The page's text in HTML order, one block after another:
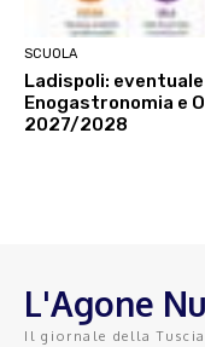
SCUOLA
Ladispoli:
Enogastronomia e
2027/2028
L'Agone
Il giornale della